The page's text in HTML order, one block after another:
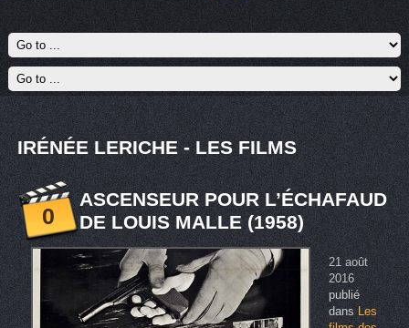
IRÉNÉE LERICHE - LES FILMS
0
ASCENSEUR POUR L’ÉCHAFAUD
DE LOUIS MALLE (1958)
21 août
2016
publié
dansLes